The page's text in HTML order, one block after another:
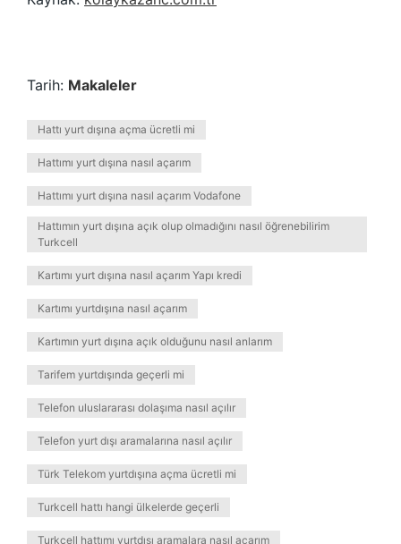
Tarih: Makaleler
Hattı yurt dışına açma ücretli mi
Hattımı yurt dışına nasıl açarım
Hattımı yurt dışına nasıl açarım Vodafone
Hattımın yurt dışına açık olup olmadığını nasıl öğrenebilirim
Turkcell
Kartımı yurt dışına nasıl açarım Yapı kredi
Kartımı yurtdışına nasıl açarım
Kartımın yurt dışına açık olduğunu nasıl anlarım
Tarifem yurtdışında geçerli mi
Telefon uluslararası dolaşıma nasıl açılır
Telefon yurt dışı aramalarına nasıl açılır
Türk Telekom yurtdışına açma ücretli mi
Turkcell hattı hangi ülkelerde geçerli
Turkcell hattımı yurtdışı aramalara nasıl açarım